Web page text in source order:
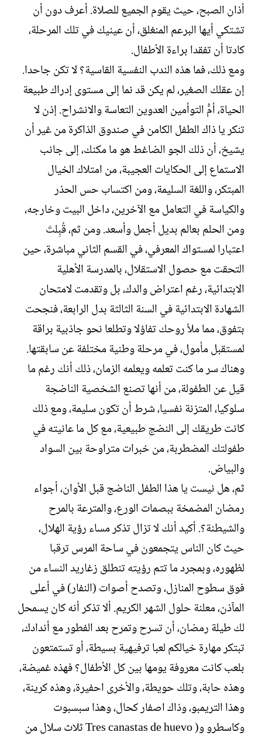
أذان الصبح، حيث يقوم الجميع للصلاة. أعرف دون أن
تشتكي أيها البرعم المنغلق، أن عينيك في تلك المرحلة،
كادتا أن تفقدا براءة الأطفال.
ومع ذلك، فما هذه الندب النفسية القاسية؟ لا تكن جاحدا.
إن عقلك الصغير، لم يكن قد نما إلى مستوى إدراك طبيعة
الحياة، أمُّ التوأمين العدوين التعاسة والانشراح. إذن لا
تنكر يا ذاك الطفل الكامن في صندوق الذاكرة من غير أن
يشيخ، أن ذلك الجو الضاغط هو ما مكنك، إلى جانب
الاستماع إلى الحكايات العجيبة، من امتلاك الخيال
المبتكر، واللغة السليمة، ومن اكتساب حس الحذر
والكياسة في التعامل مع الآخرين، داخل البيت وخارجه،
ومن الحلم بعالم بديل أجمل وأسعد. ومن ثم، قُبِلتَ
اعتبارا لمستواك المعرفي، في القسم الثاني مباشرة، حين
التحقت مع حصول الاستقلال، بالمدرسة الأهلية
الابتدائية، رغم اعتراض والدك، بل وتقدمت لامتحان
الشهادة الابتدائية في السنة الثالثة بدل الرابعة، فنجحت
بتفوق، مما ملأ روحك تفاؤلا وتطلعا نحو جاذبية براقة
لمستقبل مأمول، في مرحلة وطنية مختلفة عن سابقتها.
وهناك سر ما كنت تعلمه ويعلمه الزمان، ذلك أنك رغم ما
قيل عن الطفولة، من أنها تصنع الشخصية الناضجة
سلوكيا، المتزنة نفسيا، شرط أن تكون سليمة، ومع ذلك
كانت طريقك إلى النضج طبيعية، مع كل ما عانيته في
طفولتك المضطربة، من خبرات متراوحة بين السواد
والبياض.
ثم، هل نيست يا هذا الطفل الناضج قبل الأوان، أجواء
رمضان المضمخة ببصمات الورع، والمترعة بالمرح
والشيطنة؟. أكيد أنك لا تزال تذكر مساء رؤية الهلال،
حيث كان الناس يتجمعون في ساحة المرس ترقبا
لظهوره، وبمجرد ما تتم رؤيته تنطلق زغاريد النساء من
فوق سطوح المنازل، وتصدح أصوات (النفار) في أعلى
المآذن، معلنة حلول الشهر الكريم. ألا تذكر أنه كان يسمحل
لك طيلة رمضان، أن تسرح وتمرح بعد الفطور مع أندادك،
تبتكر مهارة خيالكم لعبا ترفيهية بسيطة، أو تستمتعون
بلعب كانت معروفة يومها بين كل الأطفال؟ فهذه غميضة،
وهذه حابة، وتلك حويطة، والأخرى احفيرة، وهذه كرينة،
وهذا التريمبو، وذاك اصفار كحال، وهذا سبسبوت
وكاسطرو و( Tres canastas de huevo ثلاث سلال من